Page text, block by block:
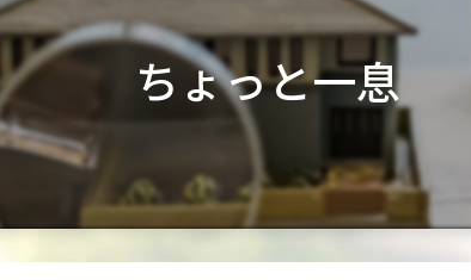
ちょっと一息